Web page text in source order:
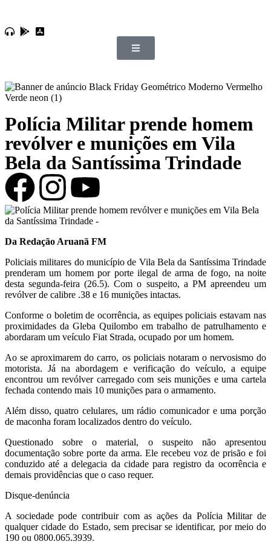
Polícia Militar prende homem
revólver e munições em Vila
Bela da Santíssima Trindade
Da Redação Aruanã FM
Policiais militares do município de Vila Bela da Santíssima Trindade
prenderam um homem por porte ilegal de arma de fogo, na noite
desta segunda-feira (26.5). Com o suspeito, a PM apreendeu um
revólver de calibre .38 e 16 munições intactas.
Conforme o boletim de ocorrência, as equipes policiais estavam nas
proximidades da Gleba Quilombo em trabalho de patrulhamento e
abordaram um veículo Fiat Strada, ocupado por um homem.
Ao se aproximarem do carro, os policiais notaram o nervosismo do
motorista. Já na abordagem e verificação do veículo, a equipe
encontrou um revólver carregado com seis munições e uma cartela
fechada contendo mais 10 munições para o armamento.
Além disso, quatro celulares, um rádio comunicador e uma porção
de maconha foram localizados dentro do veículo.
Questionado sobre o material, o suspeito não apresentou
documentação sobre porte da arma. Ele recebeu voz de prisão e foi
conduzido até a delegacia da cidade para registro da ocorrência e
demais providências que o caso requer.
Disque-denúncia
A sociedade pode contribuir com as ações da Polícia Militar de
qualquer cidade do Estado, sem precisar se identificar, por meio do
190 ou 0800.065.3939.